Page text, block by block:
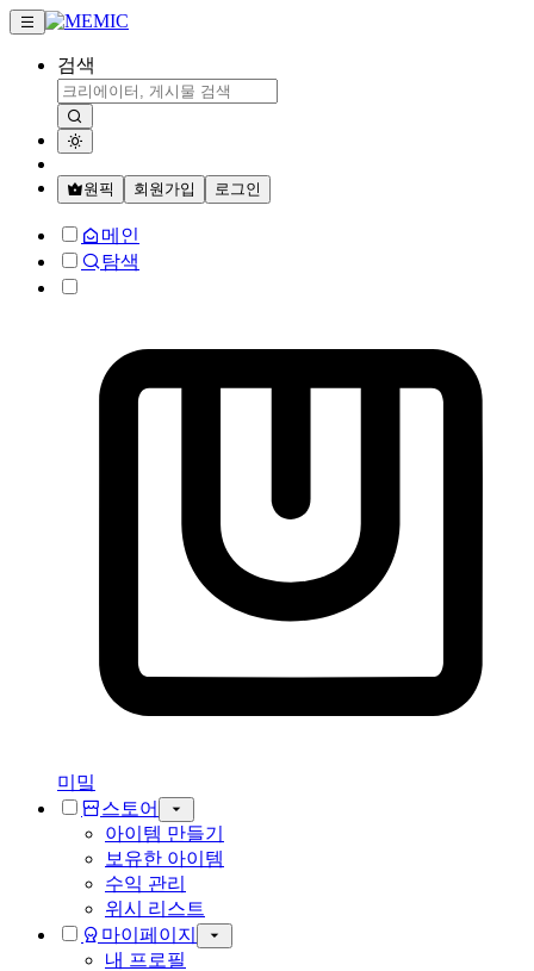
검색
원픽 회원가입 로그인
메인
탐색
미밐
스토어
아이템 만들기
보유한 아이템
수익 관리
위시 리스트
마이페이지
내 프로필